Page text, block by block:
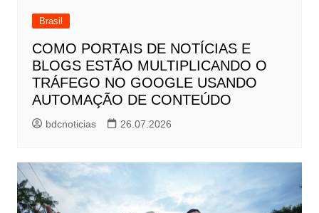
Brasil
COMO PORTAIS DE NOTÍCIAS E
BLOGS ESTÃO MULTIPLICANDO O
TRÁFEGO NO GOOGLE USANDO
AUTOMAÇÃO DE CONTEÚDO
bdcnoticias 26.07.2026